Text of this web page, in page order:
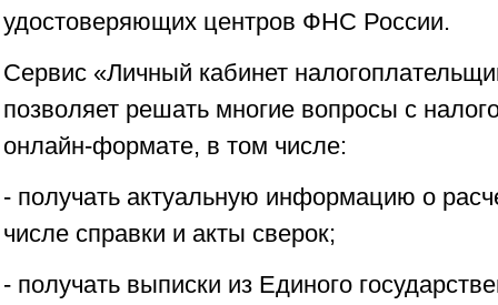
удостоверяющих центров ФНС России.
Сервис «Личный кабинет
позволяет решать многие вопросы с
онлайн-формате, в том числе:
- получать актуальную информацию о
числе справки и акты сверок;
- получать выписки из Единого